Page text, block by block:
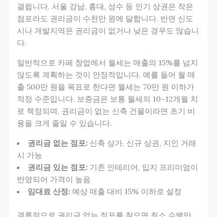
결됩니다. 서울 강남, 홍대, 성수 등 인기 상권은 작은
점포라도 권리금이 수천만 원에 달합니다. 반면 신도
시나 개발지역은 권리금이 없거나 낮은 경우도 많습니
다.
일반적으로 카페 창업에서 월세는 매출의 15%를 넘지
않도록 계획하는 것이 안정적입니다. 예를 들어 월 매
출 500만 원을 목표로 한다면 월세는 70만 원 이하가
적정 수준입니다. 보증금은 보통 월세의 10~12개월 치
로 책정되며, 권리금이 없는 신축 건물이라면 초기 비
용을 크게 줄일 수 있습니다.
권리금 없는 점포:신축 상가, 신규 상권, 지인 거래
시 가능
권리금 있는 점포:기존 인테리어, 입지 프리미엄이
반영되어 가격이 높음
임대료 산정:예상 매출 대비 15% 이하로 설정